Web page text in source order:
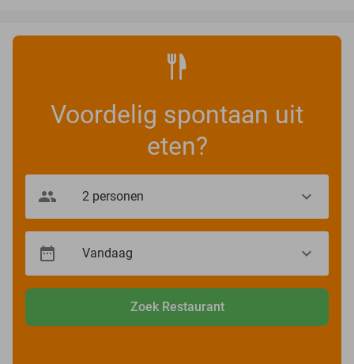
Voordelig spontaan uit
eten?
Zoek Restaurant